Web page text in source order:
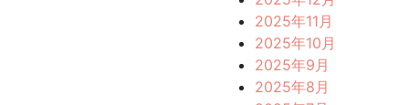
2025年11月
2025年10月
2025年9月
2025年8月